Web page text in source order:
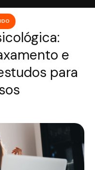
e
para